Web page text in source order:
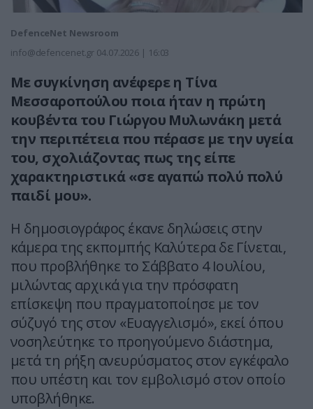
DefenceNet Newsroom
info@defencenet.gr 04.07.2026 | 16:03
Με συγκίνηση ανέφερε η Τίνα
Μεσσαροπούλου ποια ήταν η πρώτη
κουβέντα του Γιώργου Μυλωνάκη μετά
την περιπέτεια που πέρασε με την υγεία
του, σχολιάζοντας πως της είπε
χαρακτηριστικά «σε αγαπώ πολύ πολύ
παιδί μου».
Η δημοσιογράφος έκανε δηλώσεις στην
κάμερα της εκπομπής Καλύτερα δε Γίνεται,
που προβλήθηκε το Σάββατο 4 Ιουλίου,
μιλώντας αρχικά για την πρόσφατη
επίσκεψη που πραγματοποίησε με τον
σύζυγό της στον «Ευαγγελισμό», εκεί όπου
νοσηλεύτηκε το προηγούμενο διάστημα,
μετά τη ρήξη ανευρύσματος στον εγκέφαλο
που υπέστη και τον εμβολισμό στον οποίο
υποβλήθηκε.